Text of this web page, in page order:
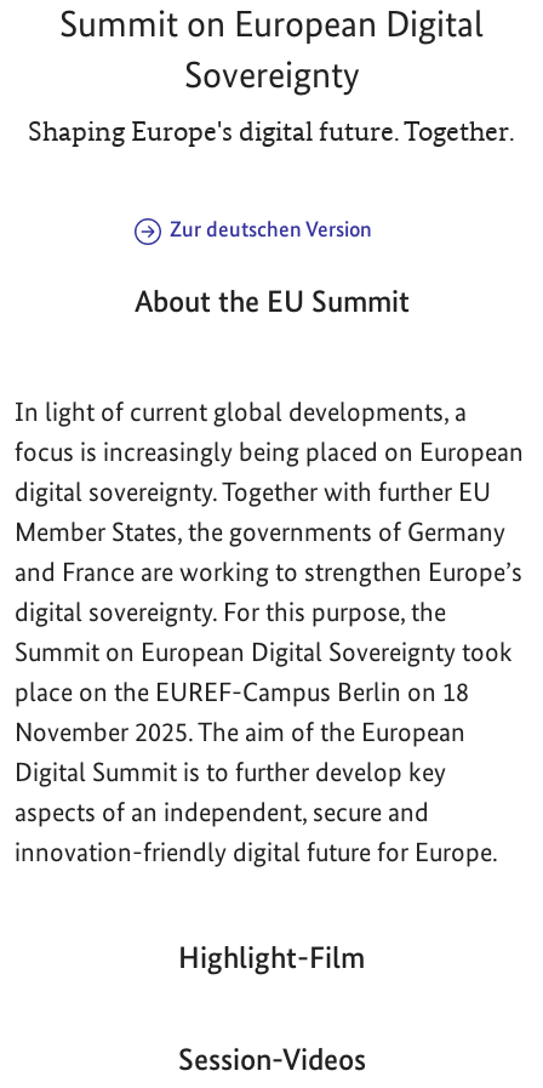
Summit on European Digital
Sovereignty
Shaping Europe's digital future. Together.
Zur deutschen Version
About the EU Summit
In light of current global developments, a
focus is increasingly being placed on European
digital sovereignty. Together with further EU
Member States, the governments of Germany
and France are working to strengthen Europe’s
digital sovereignty. For this purpose, the
Summit on European Digital Sovereignty took
place on the EUREF-Campus Berlin on 18
November 2025. The aim of the European
Digital Summit is to further develop key
aspects of an independent, secure and
innovation-friendly digital future for Europe.
Highlight-Film
Aktueller
00:00| 00:00
Session-Videos